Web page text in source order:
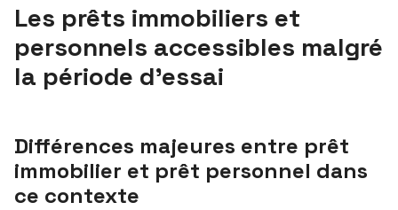
Les prêts immobiliers et
personnels accessibles malgré
la période d’essai
Différences majeures entre prêt
immobilier et prêt personnel dans
ce contexte